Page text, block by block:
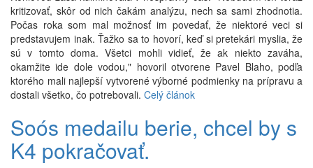
kritizovať, skôr od nich čakám analýzu, nech sa sami zhodnotia.
Počas roka som mal možnosť im povedať, že niektoré veci si
predstavujem inak. Ťažko sa to hovorí, keď si pretekári myslia, že
sú v tomto doma. Všetci mohli vidieť, že ak niekto zaváha,
okamžite ide dole vodou," hovoril otvorene Pavel Blaho, podľa
ktorého mali najlepší vytvorené výborné podmienky na prípravu a
dostali všetko, čo potrebovali. Celý článok
Soós medailu berie, chcel by s
K4 pokračovať.